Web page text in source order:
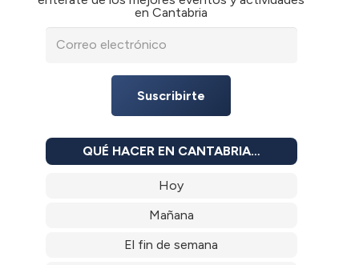
en Cantabria
Suscribirte
QUÉ HACER EN CANTABRIA…
Hoy
Mañana
El fin de semana